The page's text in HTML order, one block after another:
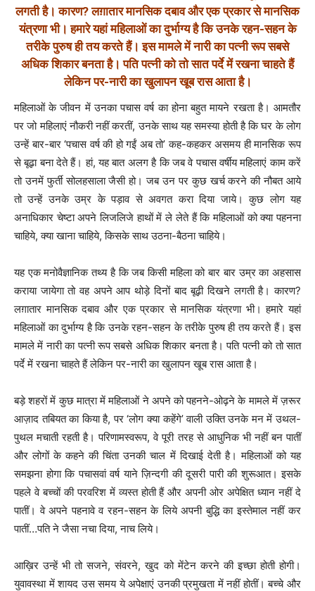
लगती है। कारण? लग़ातार मानसिक दबाव और एक प्रकार से मानसिक
यंत्रणा भी। हमारे यहां महिलाओं का दुर्भाग्‍य है कि उनके रहन-सहन के
तरीके पुरुष ही तय करते हैं। इस मामले में नारी का पत्‍नी रूप सबसे
अधिक शिकार बनता है। पति पत्‍नी को तो सात पर्दे में रखना चाहते हैं
लेकिन पर-नारी का खुलापन खूब रास आता है।
महिलाओं के जीवन में उनका पचास वर्ष का होना बहुत मायने रखता है। आमतौर
पर जो महिलाएं नौकरी नहीं करतीं, उनके साथ यह समस्‍या होती है कि घर के लोग
उन्‍हें बार-बार ‘पचास वर्ष की हो गईं अब तो’ कह-कहकर असमय ही मानसिक रूप
से बूढ़ा बना देते हैं। हां, यह बात अलग है कि जब वे पचास वर्षीय महिलाएं काम करें
तो उनमें फुर्ती सोलहसाला जैसी हो। जब उन पर कुछ खर्च करने की नौबत आये
तो उन्‍हें उनके उम्र के पड़ाव से अवगत करा दिया जाये।कुछ लोग यह
अनाधिकार चेष्‍टा अपने लिजलिजे हाथों में ले लेते हैं कि महिलाओं को क्‍या पहनना
चाहिये,क्‍या खाना चाहिये,किसके साथ उठना-बैठना चाहिये।
यह एक मनोवैज्ञानिक तथ्‍य है कि जब किसी महिला को बार बार उम्र का अहसास
कराया जायेगा तो वह अपने आप थोड़े दिनों बाद बूढ़ी दिखने लगती है। कारण?
लग़ातार मानसिक दबाव और एक प्रकार से मानसिक यंत्रणा भी। हमारे यहां
महिलाओं का दुर्भाग्‍य है कि उनके रहन-सहन के तरीके पुरुष ही तय करते हैं। इस
मामले में नारी का पत्‍नी रूप सबसे अधिक शिकार बनता है। पति पत्‍नी को तो सात
पर्दे में रखना चाहते हैं लेकिन पर-नारी का खुलापन खूब रास आता है।
बड़े शहरों में कुछ मात्रा में महिलाओं ने अपने को पहनने-ओढ़ने के मामले में ज़रूर
आज़ाद तबियत का किया है, पर ‘लोग क्‍या कहेंगे’ वाली उक्‍ति उनके मन में उथल-
पुथल मचाती रहती है। परिणामस्‍वरूप, वे पूरी तरह से आधुनिक भी नहीं बन पातीं
और लोगों के कहने की चिंता उनकी चाल में दिखाई देती है। महिलाओं को यह
समझना होगा कि पचासवां वर्ष याने ज़िन्‍दगी की दूसरी पारी की शुरूआत। इसके
पहले वे बच्‍चों की परवरिश में व्‍यस्‍त होती हैं और अपनी ओर अपेक्षित ध्‍यान नहीं दे
पातीं। वे अपने पहनावे व रहन-सहन के लियेअपनी बुद्धि का इस्‍तेमाल नहीं कर
पातीं…पति ने जैसा नचा दिया,नाच लिये।
आख़िर उन्‍हें भी तो सजने, संवरने, खुद को मेंटेन करने की इच्‍छा होती होगी।
युवावस्‍था में शायद उस समय ये अपेक्षाएं उनकी प्रमुखता में नहीं होतीं। बच्‍चे और